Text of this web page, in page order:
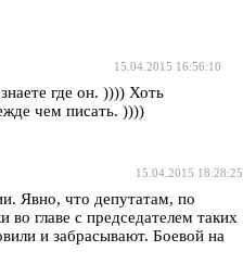
15.04.2015 16:56:10
где он. )))) Хоть
чем писать. ))))
15.04.2015 18:28:25
Явно, что депутатам, по
главе с председателем таких
и забрасывают. Боевой на